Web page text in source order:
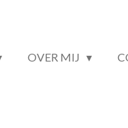
OVER MIJ